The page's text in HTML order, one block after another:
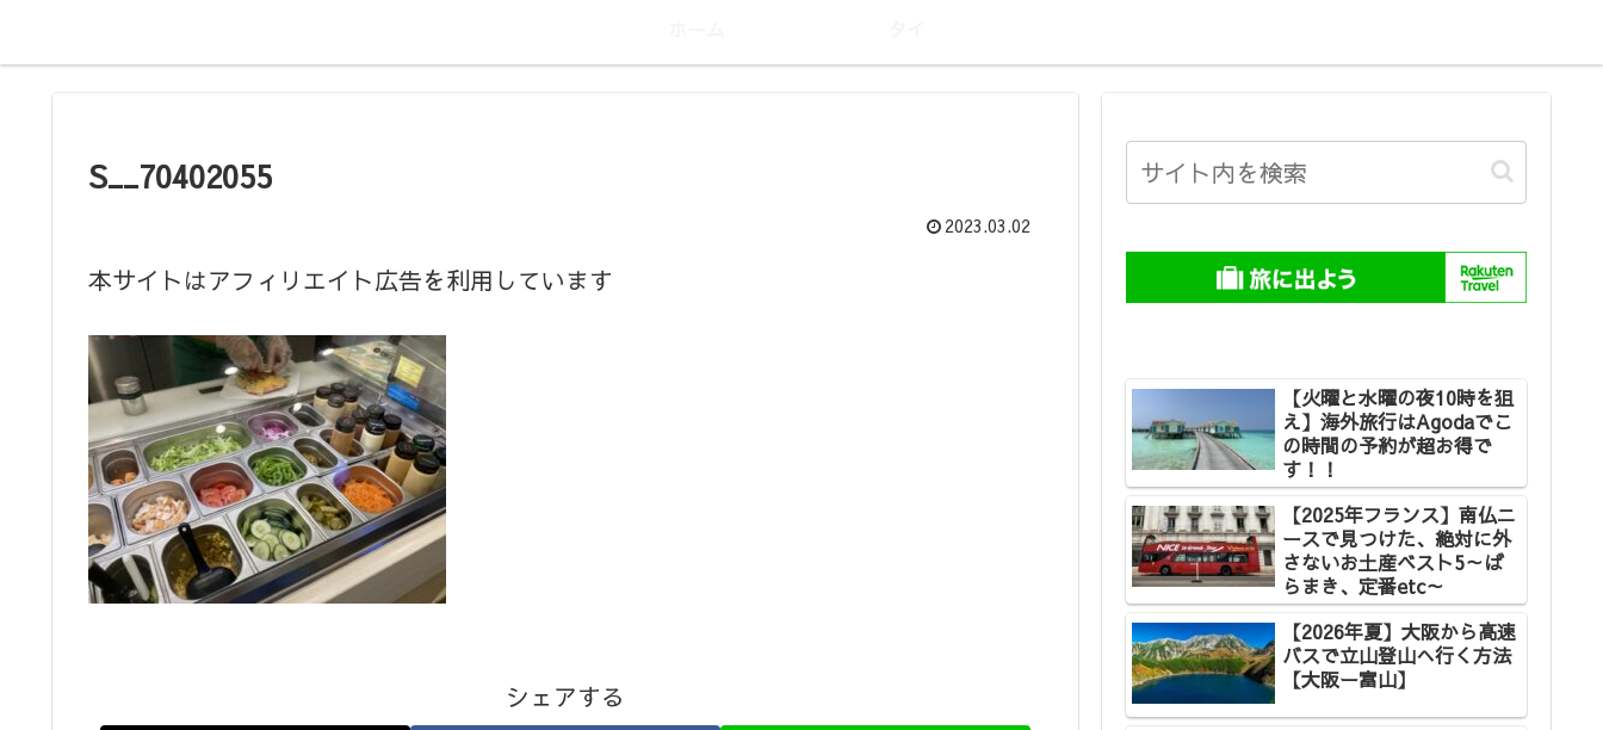
S__70402055
2023.03.02
本サイトはアフィリエイト広告を利用しています
シェアする
【火曜と水曜の夜10時を狙
え】海外旅行はAgodaでこ
の時間の予約が超お得で
す！！
【2025年フランス】南仏ニ
ースで見つけた、絶対に外
さないお土産ベスト5～ば
らまき、定番etc～
【2026年夏】大阪から高速
バスで立山登山へ行く方法
【大阪ー富山】